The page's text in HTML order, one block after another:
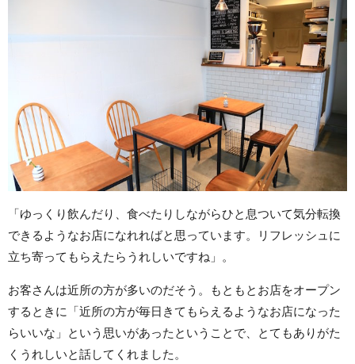
「ゆっくり飲んだり、食べたりしながらひと息ついて気分転換
できるようなお店になれればと思っています。リフレッシュに
立ち寄ってもらえたらうれしいですね」。
お客さんは近所の方が多いのだそう。もともとお店をオープン
するときに「近所の方が毎日きてもらえるようなお店になった
らいいな」という思いがあったということで、とてもありがた
くうれしいと話してくれました。